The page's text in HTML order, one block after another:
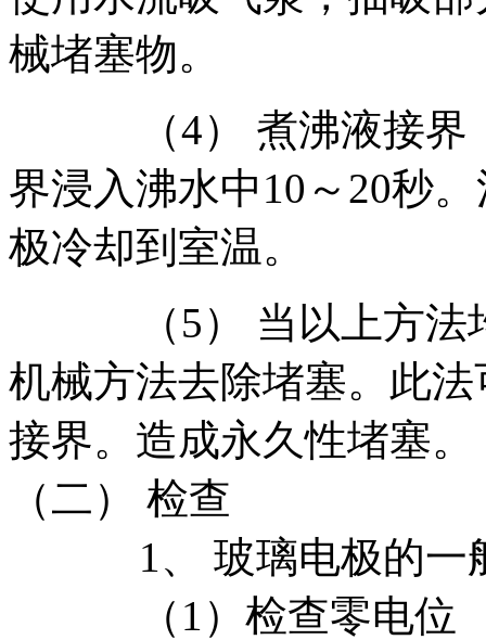
械堵塞物。
（4） 煮沸液接界：
界浸入沸水中10～20秒
极冷却到室温。
（5） 当以上方法均
机械方法去除堵塞。此
接界。造成永久性堵塞。
（二） 检查
1、 玻璃电极的一
（1）检查零电位